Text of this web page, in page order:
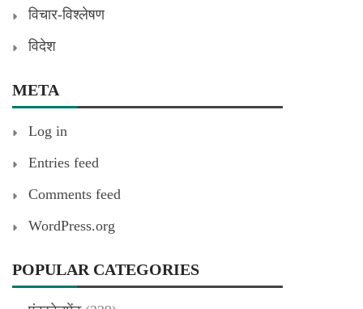
विचार-विश्लेषण
विदेश
META
Log in
Entries feed
Comments feed
WordPress.org
POPULAR CATEGORIES